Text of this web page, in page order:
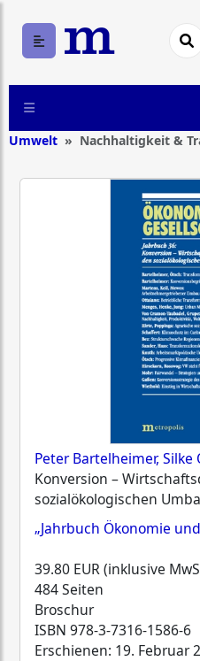
Umwelt Nachhaltigkeit &
Peter Bartelheimer, Silke
Konversion –
sozialökologischen
„Jahrbuch Ökonomie
39.80 EUR (inklusive
484 Seiten
Broschur
ISBN 978-3-7316-1586-6
Erschienen: 19. Februar